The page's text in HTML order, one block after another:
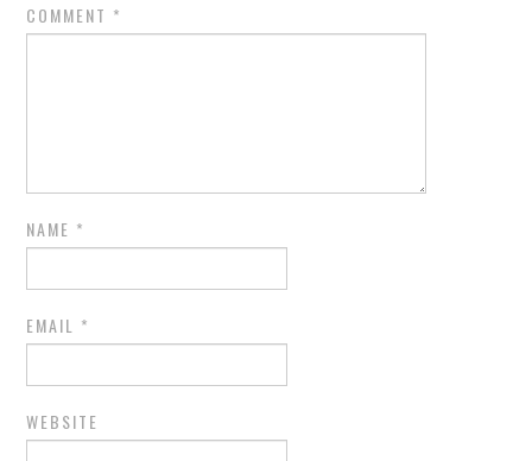
COMMENT *
NAME *
EMAIL *
WEBSITE